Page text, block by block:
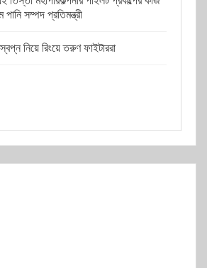
সম্পদ প্রতিমন্ত্রী
নিয়ে রিংয়ে তরুণ ফাইটাররা